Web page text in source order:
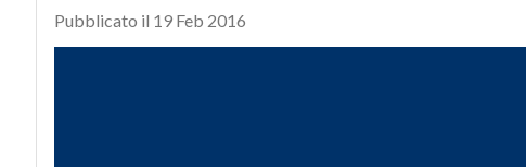
Pubblicato il 19 Feb 2016